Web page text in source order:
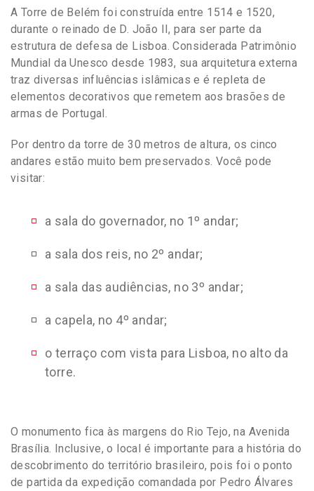
A Torre de Belém foi construída entre 1514 e 1520,
durante o reinado de D. João II, para ser parte da
estrutura de defesa de Lisboa. Considerada Patrimônio
Mundial da Unesco desde 1983, sua arquitetura externa
traz diversas influências islâmicas e é repleta de
elementos decorativos que remetem aos brasões de
armas de Portugal.
Por dentro da torre de 30 metros de altura, os cinco
andares estão muito bem preservados. Você pode
visitar:
a sala do governador, no 1º andar;
a sala dos reis, no 2º andar;
a sala das audiências, no 3º andar;
a capela, no 4º andar;
o terraço com vista para Lisboa, no alto da
torre.
O monumento fica às margens do Rio Tejo, na Avenida
Brasília. Inclusive, o local é importante para a história do
descobrimento do território brasileiro, pois foi o ponto
de partida da expedição comandada por Pedro Álvares